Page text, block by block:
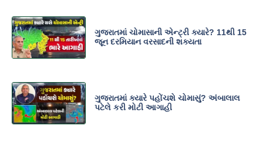
ગુજરાતમાં ચોમાસાની એન્ટ્રી ક્યારે? 11થી 15
જૂન દરમિયાન વરસાદની શક્યતા
ગુજરાતમાં ક્યારે પહોંચશે ચોમાસું? અંબાલાલ
પટેલે કરી મોટી આગાહી